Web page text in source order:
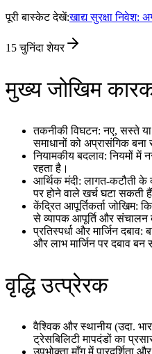
पूरी बास्केट देखें:खाद्य सुरक्षा निवेश:
15 चुनिंदा शेयर
मुख्य जोखिम
तकनीकी विघटन: नए, सस्ते या
समाधानों को अप्रासंगिक
नियामकीय बदलाव: नियमों में
रहता है।
आर्थिक मंदी: लागत-कटौती के
पर होने वाले खर्च घटा सकती
केंद्रित आपूर्तिकर्ता जोखिम:
से व्यापक आपूर्ति और संचालन
प्रतिस्पर्धा और मार्जिन
और लाभ मार्जिन पर दबाव बन
वृद्धि उत्प्रेरक
वैश्विक और स्थानीय (उदा.
ट्रेसबिलिटी मापदंडों का
उपभोक्ता माँग में पारदर्शिता